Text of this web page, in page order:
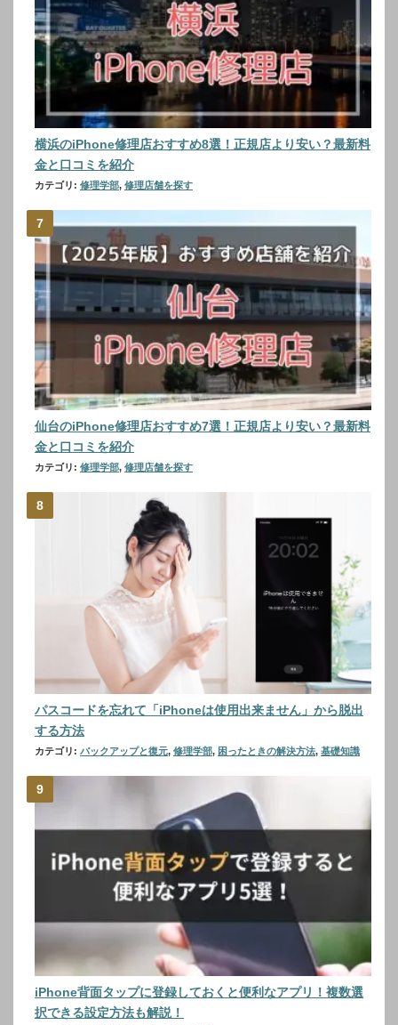
横浜のiPhone修理店おすすめ8選！正規店より安い？最新料
金と口コミを紹介
カテゴリ: 修理学部, 修理店舗を探す
仙台のiPhone修理店おすすめ7選！正規店より安い？最新料
金と口コミを紹介
カテゴリ: 修理学部, 修理店舗を探す
パスコードを忘れて「iPhoneは使用出来ません」から脱出
する方法
カテゴリ: バックアップと復元, 修理学部, 困ったときの解決方法, 基礎知識
iPhone背面タップに登録しておくと便利なアプリ！複数選
択できる設定方法も解説！